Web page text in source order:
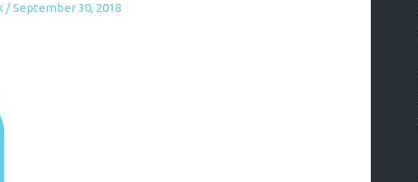
/September 30, 2018